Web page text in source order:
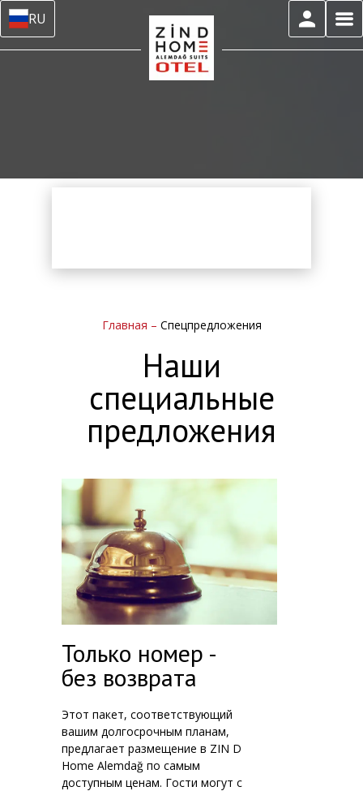
RU
Главная – Спецпредложения
Наши
специальные
предложения
Только номер -
без возврата
Этот пакет, соответствующий
вашим долгосрочным планам,
предлагает размещение в ZIN D
Home Alemdağ по самым
доступным ценам. Гости могут с